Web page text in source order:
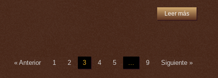
Leer más
« Anterior 1 2 3 4 5 … 9 Siguiente »